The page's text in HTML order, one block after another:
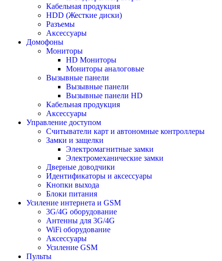
Кабельная продукция
HDD (Жесткие диски)
Разъемы
Аксессуары
Домофоны
Мониторы
HD Мониторы
Мониторы аналоговые
Вызывные панели
Вызывные панели
Вызывные панели HD
Кабельная продукция
Аксессуары
Управление доступом
Считыватели карт и автономные контроллеры
Замки и защелки
Электромагнитные замки
Электромеханические замки
Дверные доводчики
Идентификаторы и аксессуары
Кнопки выхода
Блоки питания
Усиление интернета и GSM
3G/4G оборудование
Антенны для 3G/4G
WiFi оборудование
Аксессуары
Усиление GSM
Пульты